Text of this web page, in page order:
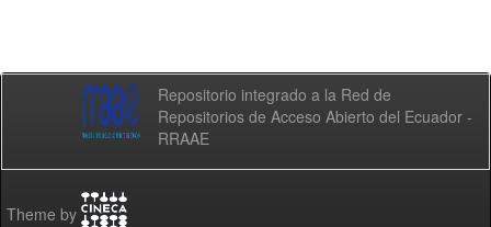
Repositorio integrado a la Red de
Repositorios de Acceso Abierto del Ecuador -
RRAAE
Theme by